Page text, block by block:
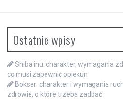
Ostatnie wpisy
Shiba inu: charakter, wymagania
co musi zapewnić opiekun
Bokser: charakter i wymagania
zdrowie, o które trzeba zadbać